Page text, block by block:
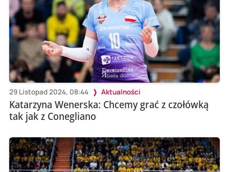
29 Listopad 2024, 08:44 Aktualności
Katarzyna Wenerska: Chcemy grać z czołówką
tak jak z Conegliano